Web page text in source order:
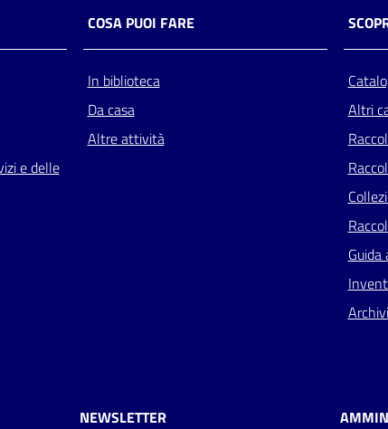
e delle
COSA PUOI FARE
In biblioteca
Da casa
Altre attività
Altri
Guida
Archivi
NEWSLETTER